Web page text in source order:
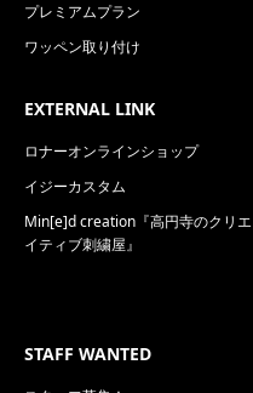
プレミアムプラン
ワッペン取り付け
EXTERNAL LINK
ロナーオンラインショップ
イジーカスタム
Min[e]d creation『高円寺のクリエ
イティブ刺繍屋』
STAFF WANTED